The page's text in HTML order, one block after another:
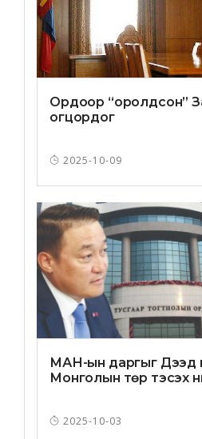
Ордоор “оролдсон”
огцордог
2025-10-09
МАН-ын даргыг Дээд
Монголын төр тэсэх
2025-10-03